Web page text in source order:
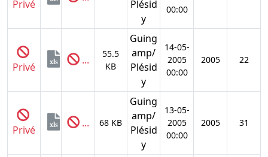
Privé
Plésid
y
00:00
Privé xls ...
55.5
KB
Guing
amp/
Plésid
y
14-05-
2005
00:00
2005 22
Privé xls ... 68 KB
Guing
amp/
Plésid
y
13-05-
2005
00:00
2005 31